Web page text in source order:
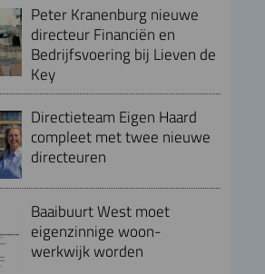
Peter Kranenburg nieuwe
directeur Financiën en
Bedrijfsvoering bij Lieven de
Key
Directieteam Eigen Haard
compleet met twee nieuwe
directeuren
Baaibuurt West moet
eigenzinnige woon-
werkwijk worden